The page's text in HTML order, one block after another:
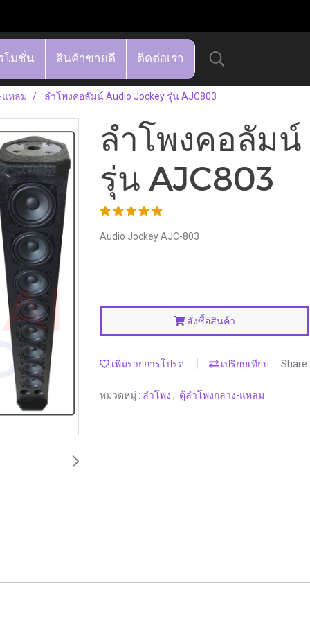
โมชั่น สินค้าขายดี ติดต่อเรา
แหลม ลำโพงคอลัมน์ Audio Jockey รุ่น AJC803
ลำโพงคอลัม
รุ่น AJC803
Audio Jockey AJC-803
สั่งซื้อสินค้า
เพิ่มรายการโปรด เปรียบเทียบ Share
หมวดหมู่ : ลำโพง , ตู้ลำโพงกลาง-แหลม